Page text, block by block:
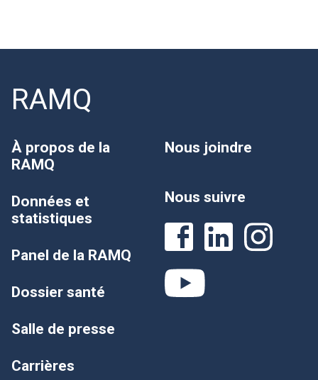
RAMQ
À propos de la
RAMQ
Données et
statistiques
Panel de la RAMQ
Dossier santé
Salle de presse
Carrières
Nous joindre
Nous suivre